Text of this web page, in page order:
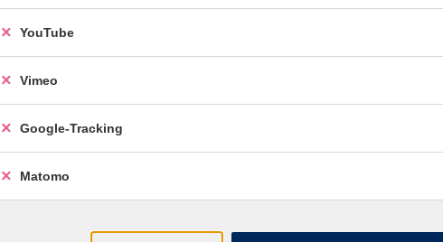
Resilienz für Mitarbeitende – innere
Der unorthodox malende Barockkünstler
YouTube
Vimeo
Google-Tracking
Matomo